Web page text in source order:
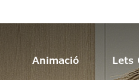
Animació Lets